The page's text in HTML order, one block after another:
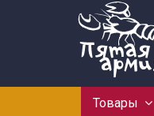
Товары